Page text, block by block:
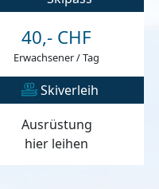
40,- CHF
Erwachsener / Tag
Skiverleih
Ausrüstung
hier leihen